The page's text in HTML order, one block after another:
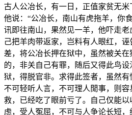
古人公冶长，有一日，正值家贫无
他说：“公冶长，南山有虎拖羊，你
讯即往南山，果然见一羊，他吓走
己把羊肉带返家，岂料有人眼红，
差，将公冶长押在狱中，虽然被关
的，非关自己有罪，随后又得此鸟
狱，得脱官非。求得此签者，虽然有
不可轻听人言，不可理人閒事，则
救，已经吃了眼前亏了。自己仅能
虑，受人冤屈，不可与人争论长短